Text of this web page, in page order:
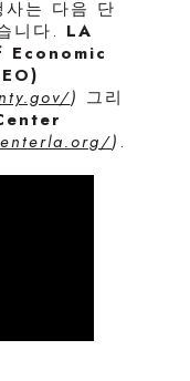
는 다음 단
니다. LA
) 그리
) .